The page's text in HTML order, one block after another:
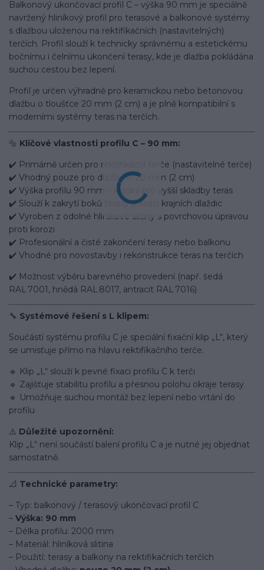
Balkonový ukončovací profil C – výška 90 mm je speciálně
navržený hliníkový profil pro terasové a balkonové systémy
s dlažbou uloženou na rektifikačních (nastavitelných)
terčích. Profil slouží k technicky správnému a estetickému
bočnímu i čelnímu ukončení terasy, kde je dlažba pokládána
suchou cestou bez lepení.
Profil je určen výhradně pro keramickou nebo betonovou
dlažbu o tloušťce 20 mm (2 cm) a je plně kompatibilní s
moderními systémy teras na terčích.
🔩 Klíčové vlastnosti profilu C – 90 mm:
✔️ Primárně určen pro rektifikační terče (nastavitelné terče)
✔️ Vhodný pouze pro dlažbu tl. 20 mm (2 cm)
✔️ Výška profilu 90 mm – ideální pro vyšší skladby teras
✔️ Slouží k zakrytí boků terasy a fixaci krajních dlaždic
✔️ Vyroben z odolné hliníkové slitiny s povrchovou úpravou
proti korozi
✔️ Profesionální a čisté zakončení terasy nebo balkonu
✔️ Vhodné pro novostavby i rekonstrukce teras na terčích
✔️ Možnost výběru barevného provedení (např. šedá
RAL 7001, hnědá RAL 8017, antracit RAL 7016)
🔧 Systémové řešení s L klipem:
Součástí systému profilu C je speciální fixační klip „L“, který
se umisťuje přímo na hlavu rektifikačního terče.
🔹 Klip „L“ slouží k pevné fixaci profilu C k terči
🔹 Zajišťuje stabilitu profilu a přesnou polohu okraje terasy
🔹 Umožňuje suchou montáž bez lepení nebo vrtání do
profilu
⚠️ Důležité upozornění:
Klip „L“ není součástí balení profilu C a je nutné jej objednat
samostatně.
📐 Technické parametry:
– Typ: balkonový / terasový ukončovací profil C
– Výška: 90 mm
– Délka profilu: 2000 mm
– Materiál: hliníková slitina
– Použití: terasy a balkony na rektifikačních terčích